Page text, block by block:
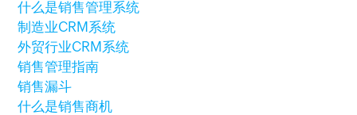
什么是销售管理系统
制造业CRM系统
外贸行业CRM系统
销售管理指南
销售漏斗
什么是销售商机